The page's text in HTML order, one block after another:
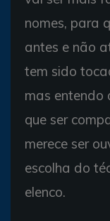
nomes, para
antes e não
tem sido
mas entendo
que ser
merece ser
escolha do
elenco.